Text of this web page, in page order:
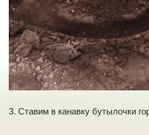
3. Ставим в канавку бутылочки